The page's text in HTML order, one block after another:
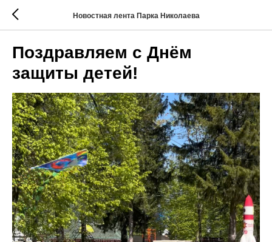
Новостная лента Парка Николаева
Поздравляем с Днём
защиты детей!